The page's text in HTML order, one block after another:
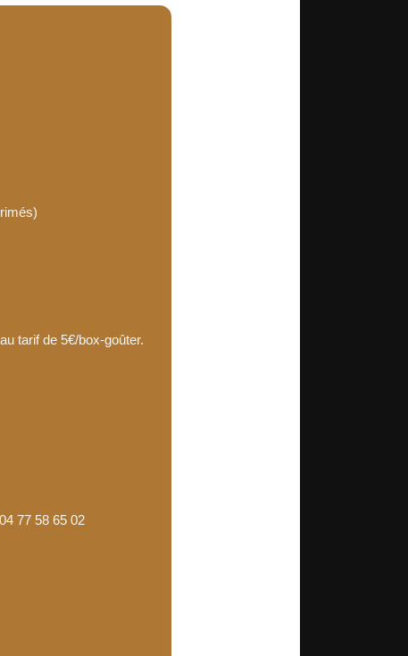
tarif de 5€/box-goûter.
77 58 65 02